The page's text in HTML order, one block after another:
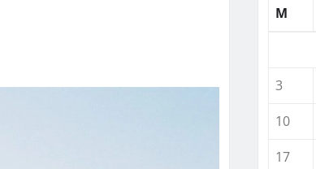
M
3
10
17